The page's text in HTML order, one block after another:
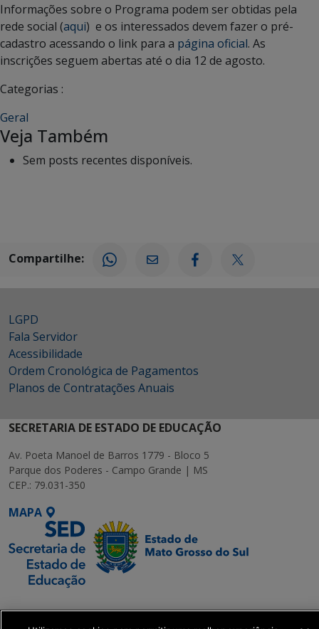
Informações sobre o Programa podem ser obtidas pela
rede social (aqui) e os interessados devem fazer o pré-
cadastro acessando o link para a página oficial. As
inscrições seguem abertas até o dia 12 de agosto.
Categorias :
Geral
Veja Também
Sem posts recentes disponíveis.
Compartilhe:
LGPD
Fala Servidor
Acessibilidade
Ordem Cronológica de Pagamentos
Planos de Contratações Anuais
SECRETARIA DE ESTADO DE EDUCAÇÃO
Av. Poeta Manoel de Barros 1779 - Bloco 5
Parque dos Poderes - Campo Grande | MS
CEP.: 79.031-350
MAPA